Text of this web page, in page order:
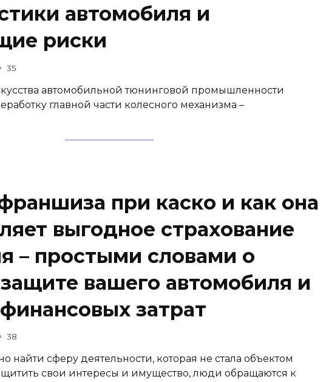
автомобиля и
риски
35
автомобильной тюнинговой промышленности
главной части колесного механизма –
при каско и как она
выгодное страхование
– простыми словами о
вашего автомобиля и
затрат
38
найти сферу деятельности, которая не стала объектом
свои интересы и имущество, люди обращаются к